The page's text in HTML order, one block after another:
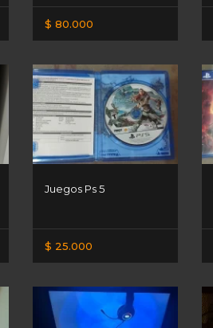
$ 80.000
Juegos Ps 5
$ 25.000